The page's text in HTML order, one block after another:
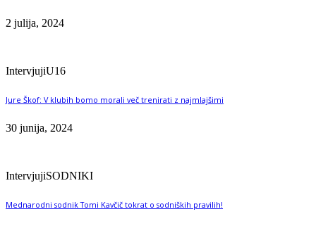
2 julija, 2024
IntervjujiU16
Jure Škof: V klubih bomo morali več trenirati z najmlajšimi
30 junija, 2024
IntervjujiSODNIKI
Mednarodni sodnik Tomi Kavčič tokrat o sodniških pravilih!